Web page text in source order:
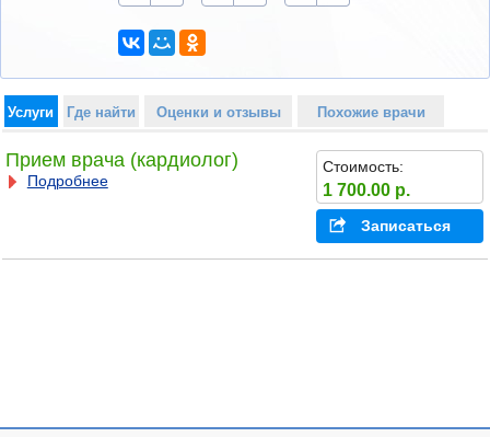
Услуги Где найти Оценки и отзывы Похожие врачи
Прием врача (кардиолог)
Подробнее
Стоимость:
1 700.00 р.
Записаться